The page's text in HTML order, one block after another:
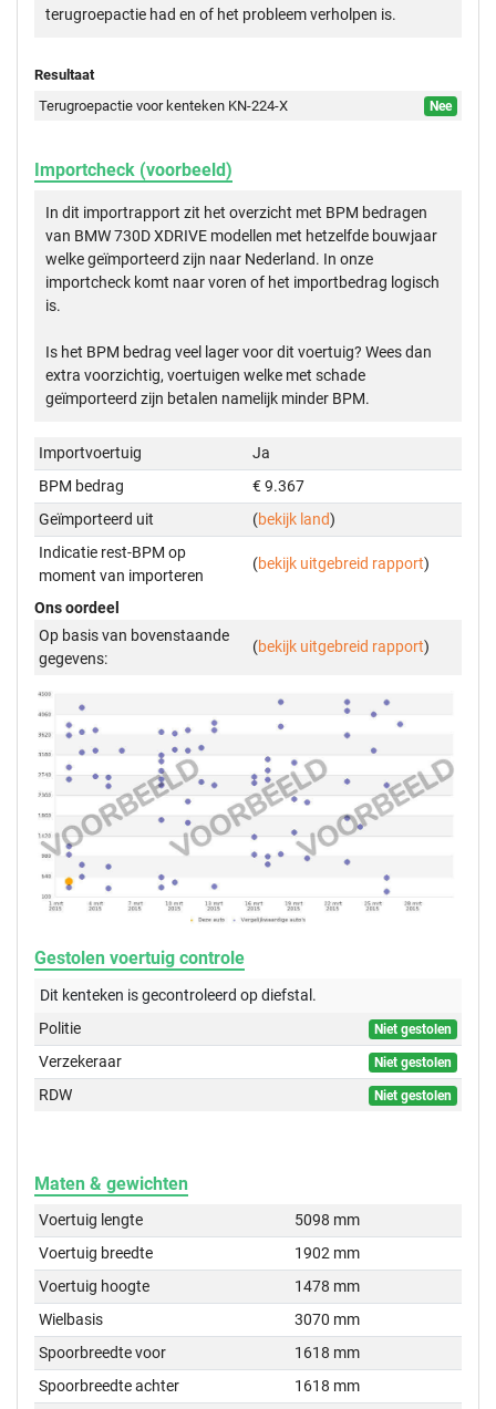
terugroepactie had en of het probleem verholpen is.
Resultaat
Terugroepactie voor kenteken KN-224-X
Nee
Importcheck (voorbeeld)
In dit importrapport zit het overzicht met BPM bedragen
van BMW 730D XDRIVE modellen met hetzelfde bouwjaar
welke geïmporteerd zijn naar Nederland. In onze
importcheck komt naar voren of het importbedrag logisch
is.
Is het BPM bedrag veel lager voor dit voertuig? Wees dan
extra voorzichtig, voertuigen welke met schade
geïmporteerd zijn betalen namelijk minder BPM.
Importvoertuig
Ja
BPM bedrag
€ 9.367
Geïmporteerd uit
(bekijk land)
Indicatie rest-BPM op
moment van importeren
(bekijk uitgebreid rapport)
Ons oordeel
Op basis van bovenstaande
gegevens:
(bekijk uitgebreid rapport)
Gestolen voertuig controle
Dit kenteken is gecontroleerd opdiefstal.
Politie
Niet gestolen
Verzekeraar Niet gestolen
RDW Niet gestolen
Maten & gewichten
Voertuig lengte
5098 mm
Voertuig breedte
1902 mm
Voertuig hoogte
1478 mm
Wielbasis
3070 mm
Spoorbreedte voor
1618 mm
Spoorbreedte achter
1618 mm